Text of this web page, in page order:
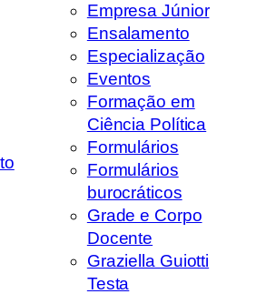
Empresa Júnior
Ensalamento
Especialização
Eventos
Formação em
Ciência Política
Formulários
Formulários
burocráticos
Grade e Corpo
Docente
Graziella Guiotti
Testa